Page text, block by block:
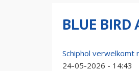
BLUE BIRD
Schiphol verwelkomt
24-05-2026 - 14:43